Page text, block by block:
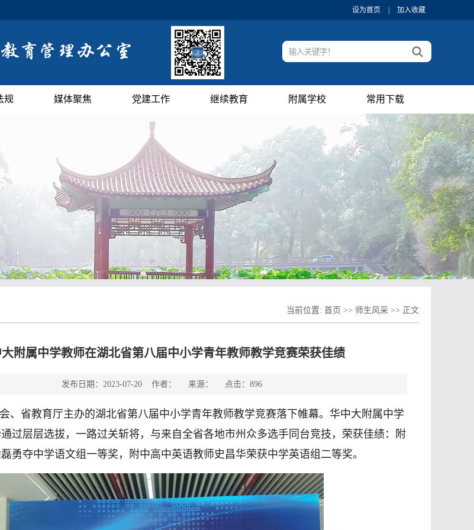
设为首页 加入收藏
规 媒体聚焦 党建工作 继续教育 附属学校 常用下载
当前位置: 首页 >> 师生风采 >> 正文
附属中学教师在湖北省第八届中小学青年教师教学竞赛荣获佳绩
发布日期：2023-07-20 作者： 来源： 点击： 896
、省教育厅主办的湖北省第八届中小学青年教师教学竞赛落下帷幕。华中大附属中学
过层层选拔，一路过关斩将，与来自全省各地市州众多选手同台竞技，荣获佳绩：附
勇夺中学语文组一等奖，附中高中英语教师史昌华荣获中学英语组二等奖。